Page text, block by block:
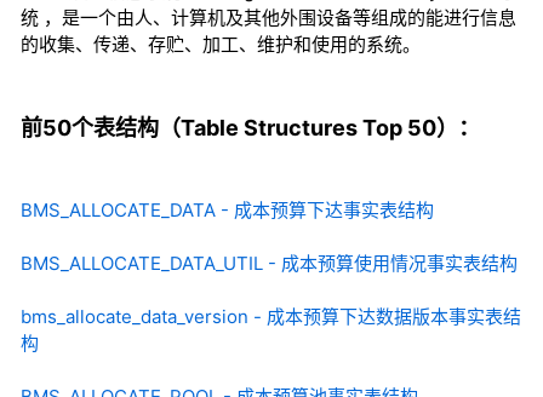
统 ，是一个由人、计算机及其他外围设备等组成的能进行信息
的收集、传递、存贮、加工、维护和使用的系统。
前50个表结构（Table Structures Top 50）：
BMS_ALLOCATE_DATA - 成本预算下达事实表结构
BMS_ALLOCATE_DATA_UTIL - 成本预算使用情况事实表结构
bms_allocate_data_version - 成本预算下达数据版本事实表结
构